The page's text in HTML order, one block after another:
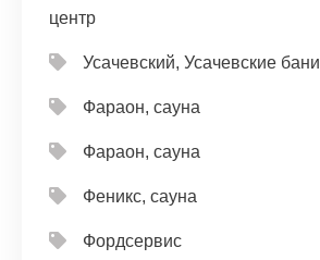
центр
Усачевский, Усачевские бани
Фараон, сауна
Фараон, сауна
Феникс, сауна
Фордсервис